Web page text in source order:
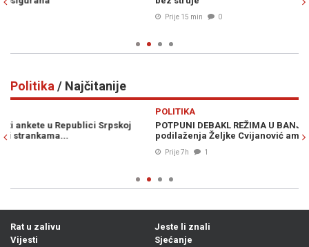
Politika / Najčitanije
POTPUNI DEBAKL REŽIMA U BANJOJ LUCI: Ovo je gore i od
podilaženja Željke Cvijanović američkoj administraciji...
Rat u zalivu
Vijesti
Jeste li znali
Sjećanje